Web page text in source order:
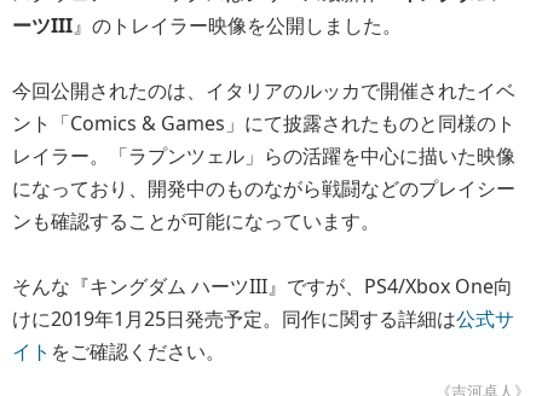
ーツIII』のトレイラー映像を公開しました。
今回公開されたのは、イタリアのルッカで開催されたイベ
ント「Comics & Games」にて披露されたものと同様のト
レイラー。「ラプンツェル」らの活躍を中心に描いた映像
になっており、開発中のものながら戦闘などのプレイシー
ンも確認することが可能になっています。
そんな『キングダム ハーツIII』ですが、PS4/Xbox One向
けに2019年1月25日発売予定。同作に関する詳細は公式サ
イト をご確認ください。
《吉河卓人》